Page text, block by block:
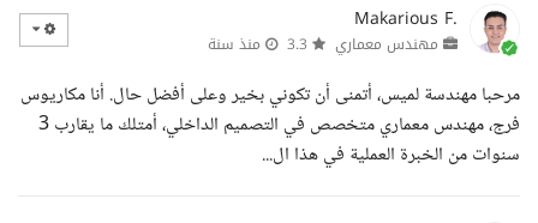
Makarious F.
مهندس معماري منذ سنة
مرحبا مهندسة لميس، أتمنى أن تكوني بخير وعلى أفضل حال. أنا مكاريوس
فرج، مهندس معماري متخصص في التصميم الداخلي، أمتلك ما يقارب 3
سنوات من الخبرة العملية في هذا ال...